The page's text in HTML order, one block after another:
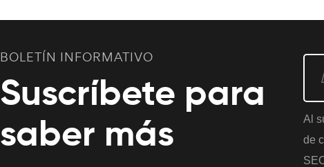
BOLETÍN INFORMATIVO
Suscríbete para
saber más
Al
de